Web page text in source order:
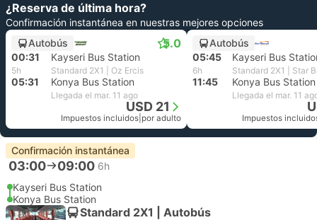
¿Reserva de última hora?
Confirmación instantánea en nuestras mejores opciones
Autobús
5.0
00:31 Kayseri Bus Station
5h Standard 2X1 | Oz Ercis
05:31 Konya Bus Station
Llegada el mar. 11 ago
USD 21
Impuestos incluidos por adulto
Autobús
05:45
Kayseri Bus
6h Standard 2X1 | Star
11:45 Konya Bus Station
Llegada el mar. 11
Impuestos
Confirmación instantánea
03:00 09:00 6h
Kayseri Bus Station
Konya Bus Station
Standard 2X1 | Autobús